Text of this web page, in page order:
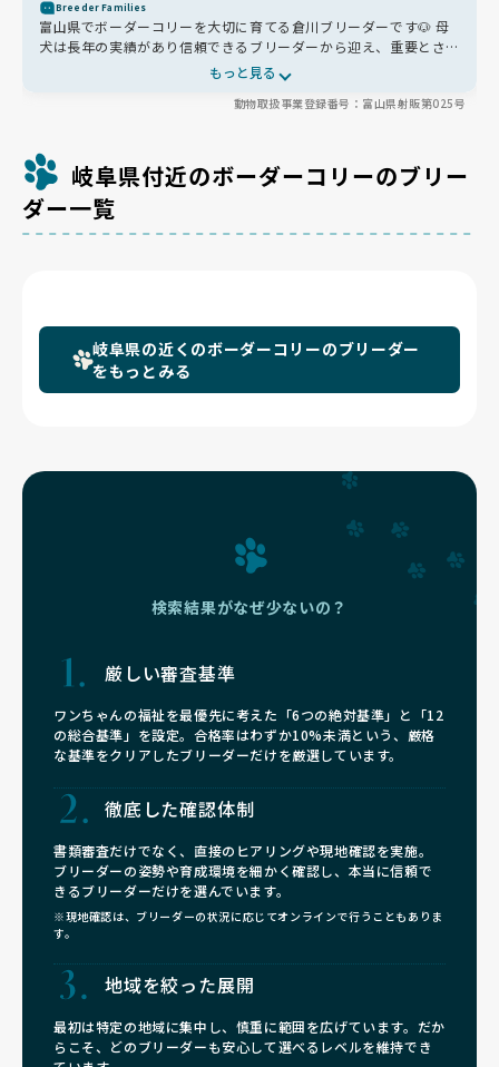
Breeder Families
富山県でボーダーコリーを大切に育てる倉川ブリーダーです🐶 母
犬は長年の実績があり信頼できるブリーダーから迎え、重要とされ
る5項目の遺伝子検査もすべてクリアした健全な血筋。繁殖犬は定
期的な受診とレントゲンで股関節まで確認しています。食事は油分
控えめで原材料の良いフードを選び、その子の体に合わせて丁寧に
えています🐾 多くても5頭以内の少数飼育で、一頭一頭に愛情を注
いでいます✨
もっと見る
動物取扱事業登録番号：富山県射販第025号
岐阜県付近のボーダーコリーのブリー
ダー一覧
岐阜県の近くのボーダーコリーのブリーダー
をもっとみる
検索結果がなぜ少ないの？
厳しい審査基準
ワンちゃんの福祉を最優先に考えた「6つの絶対基準」と「12
の総合基準」を設定。合格率はわずか10%未満という、厳格
な基準をクリアしたブリーダーだけを厳選しています。
徹底した確認体制
書類審査だけでなく、直接のヒアリングや現地確認を実施。
ブリーダーの姿勢や育成環境を細かく確認し、本当に信頼で
きるブリーダーだけを選んでいます。
※現地確認は、ブリーダーの状況に応じてオンラインで行うこともありま
す。
地域を絞った展開
最初は特定の地域に集中し、慎重に範囲を広げています。だか
らこそ、どのブリーダーも安心して選べるレベルを維持でき